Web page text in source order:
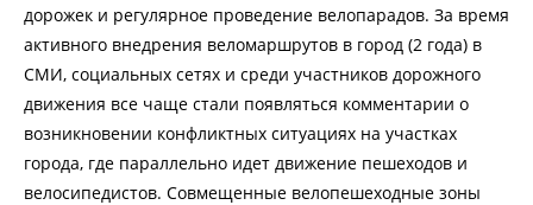
дорожек и регулярное проведение велопарадов. За время
активного внедрения веломаршрутов в город (2 года) в
СМИ, социальных сетях и среди участников дорожного
движения все чаще стали появляться комментарии о
возникновении конфликтных ситуациях на участках
города, где параллельно идет движение пешеходов и
велосипедистов. Совмещенные велопешеходные зоны